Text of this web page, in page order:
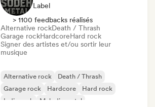
Label
> 1100 feedbacks réalisés
Alternative rockDeath / Thrash
Garage rockHardcoreHard rock
Signer des artistes et/ou sortir leur
musique
Alternative rock
Death / Thrash
Garage rock
Hardcore
Hard rock
Indie rock
Melodic metal